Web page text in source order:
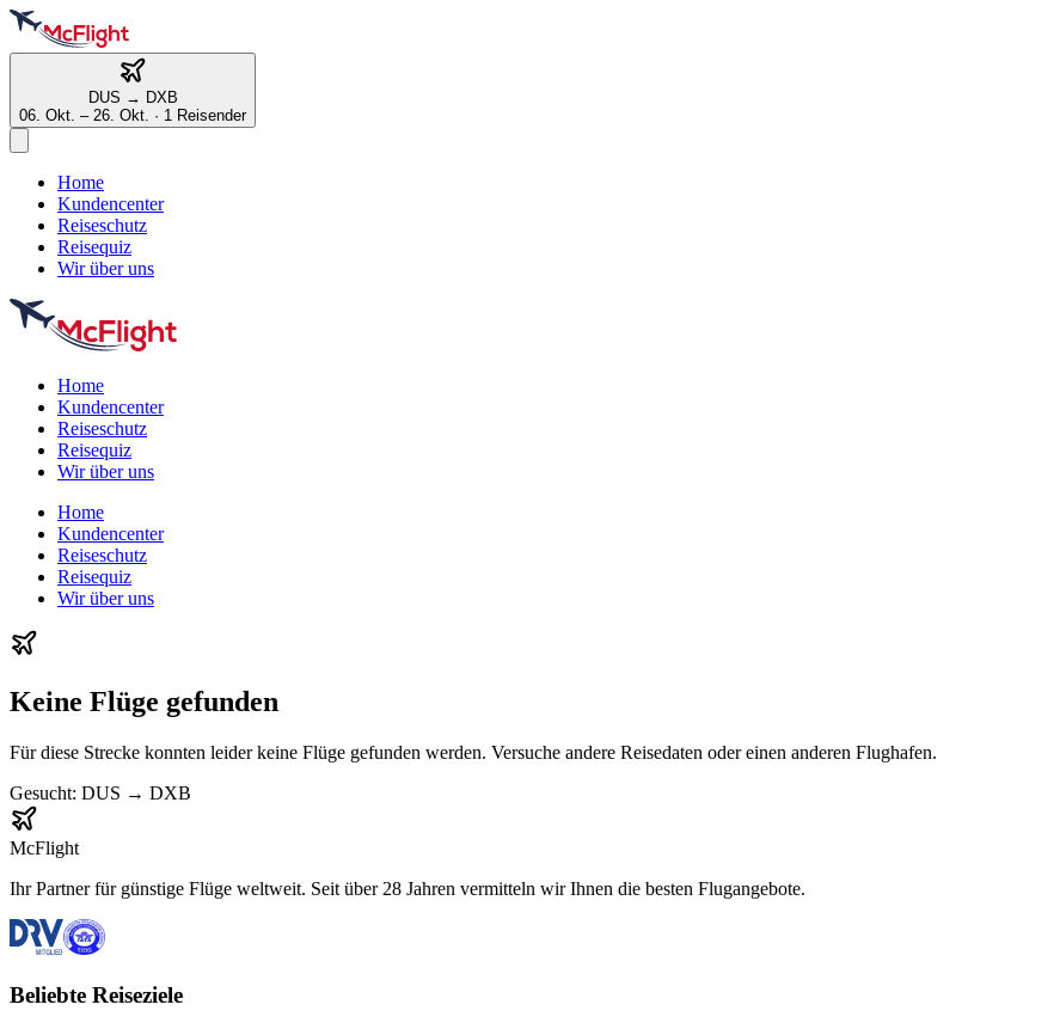
DUS → DXB
06. Okt. – 26. Okt. · 1 Reisender
Home
Kundencenter
Reiseschutz
Reisequiz
Wir über uns
Home
Kundencenter
Reiseschutz
Reisequiz
Wir über uns
Home
Kundencenter
Reiseschutz
Reisequiz
Wir über uns
Keine Flüge gefunden
Für diese Strecke konnten leider keine Flüge gefunden werden. Versuche andere Reisedaten oder einen anderen Flughafen.
Gesucht: DUS → DXB
McFlight
Ihr Partner für günstige Flüge weltweit. Seit über 28 Jahren vermitteln wir Ihnen die besten Flugangebote.
Beliebte Reiseziele